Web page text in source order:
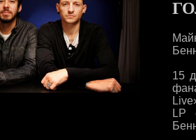
15
LP